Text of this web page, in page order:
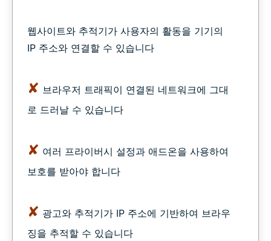
웹사이트와 추적기가 사용자의 활동을 기기의
IP 주소와 연결할 수 있습니다
✘ 브라우저 트래픽이 연결된 네트워크에 그대
로 드러날 수 있습니다
✘ 여러 프라이버시 설정과 애드온을 사용하여
보호를 받아야 합니다
✘ 광고와 추적기가 IP 주소에 기반하여 브라우
징을 추적할 수 있습니다